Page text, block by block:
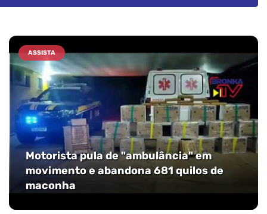
ASSISTA
Motorista pula de "ambulância" em
movimento e abandona 681 quilos de
maconha